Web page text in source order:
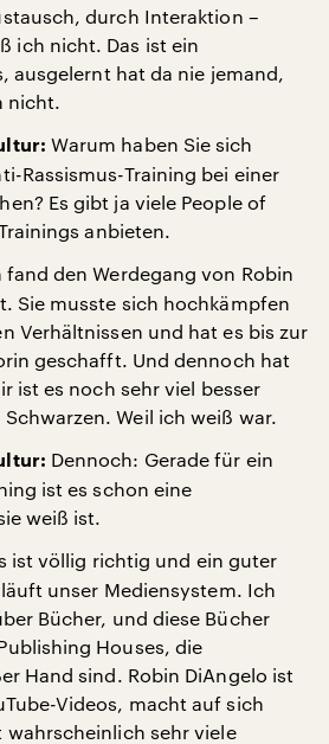
durch Interaktion –
ich nicht. Das ist ein
ausgelernt hat da nie jemand,
nicht.
Warum haben Sie sich
Rassismus-Training bei einer
Es gibt ja viele People of
anbieten.
fand den Werdegang von Robin
Sie musste sich hochkämpfen
Verhältnissen und hat es bis zur
geschafft. Und dennoch hat
ist es noch sehr viel besser
Weil ich weiß war.
Dennoch: Gerade für ein
ist es schon eine
weiß ist.
ist völlig richtig und ein guter
unser Mediensystem. Ich
Bücher, und diese Bücher
Houses, die
Hand sind. Robin DiAngelo ist
Videos, macht auf sich
wahrscheinlich sehr viele